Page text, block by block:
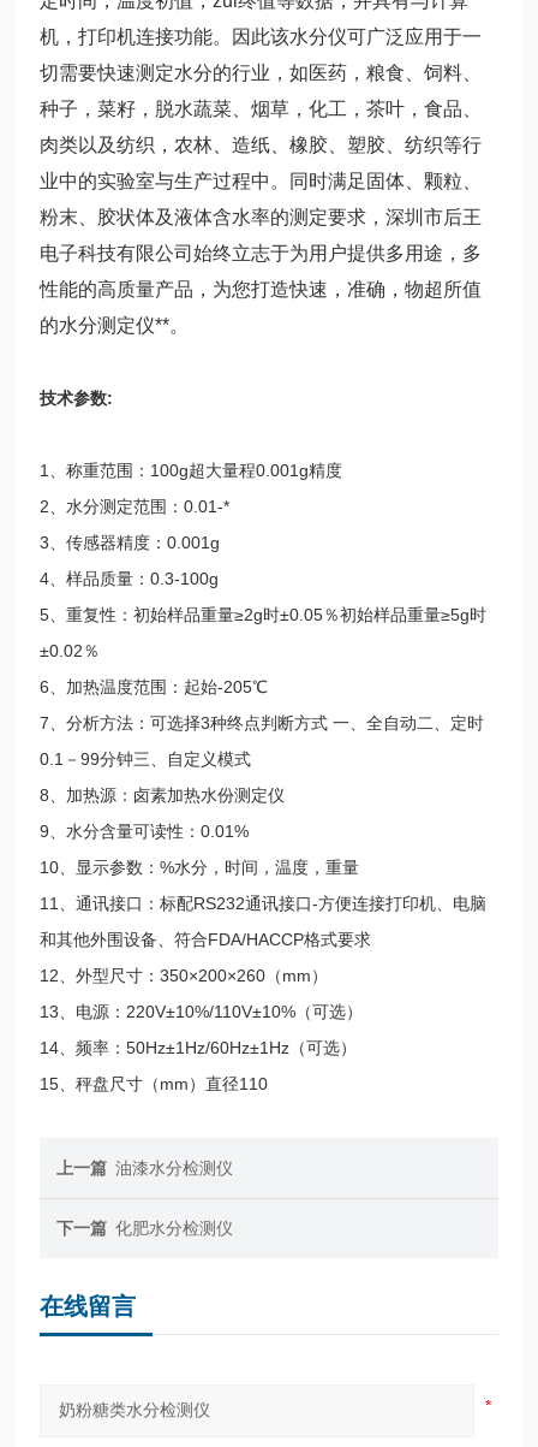
机，打印机连接功能。因此该水分仪可广泛应用于一
切需要快速测定水分的行业，如医药，粮食、饲料、
种子，菜籽，脱水蔬菜、烟草，化工，茶叶，食品、
肉类以及纺织，农林、造纸、橡胶、塑胶、纺织等行
业中的实验室与生产过程中。同时满足固体、颗粒、
粉末、胶状体及液体含水率的测定要求，深圳市后王
电子科技有限公司始终立志于为用户提供多用途，多
性能的高质量产品，为您打造快速，准确，物超所值
的水分测定仪**。
技术参数:
1、称重范围：100g超大量程0.001g精度
2、水分测定范围：0.01-*
3、传感器精度：0.001g
4、样品质量：0.3-100g
5、重复性：初始样品重量≥2g时±0.05％初始样品重量≥5g时
±0.02％
6、加热温度范围：起始-205℃
7、分析方法：可选择3种终点判断方式 一、全自动二、定时
0.1－99分钟三、自定义模式
8、加热源：卤素加热水份测定仪
9、水分含量可读性：0.01%
10、显示参数：%水分，时间，温度，重量
11、通讯接口：标配RS232通讯接口-方便连接打印机、电脑
和其他外围设备、符合FDA/HACCP格式要求
12、外型尺寸：350×200×260（mm）
13、电源：220V±10%/110V±10%（可选）
14、频率：50Hz±1Hz/60Hz±1Hz（可选）
15、秤盘尺寸（mm）直径110
上一篇 油漆水分检测仪
下一篇 化肥水分检测仪
在线留言